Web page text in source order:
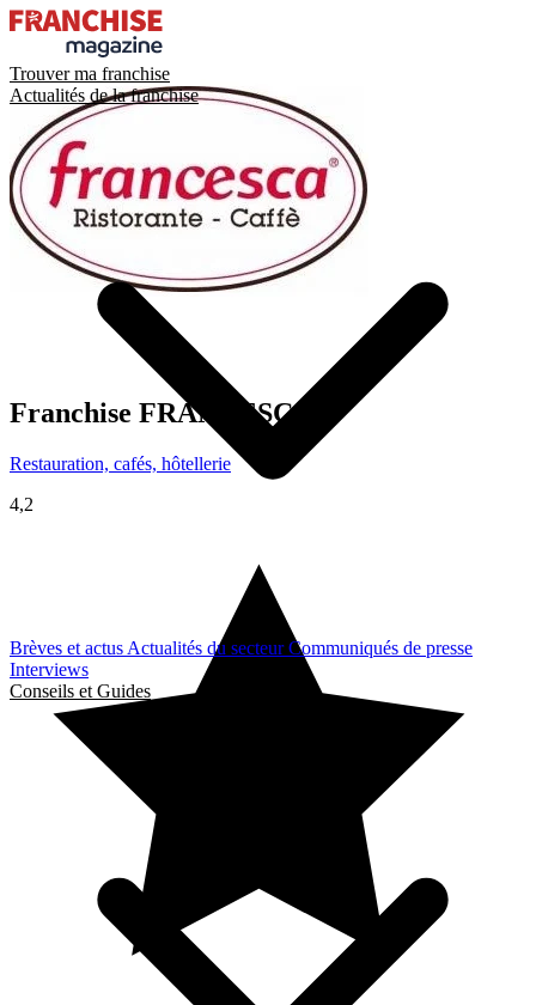
Trouver ma franchise
Actualités de la franchise
Brèves et actus Actualités du secteurCommuniqués de presse
Interviews
Conseils et Guides
Franchise FRANCESCA
Restauration, cafés, hôtellerie
4,2